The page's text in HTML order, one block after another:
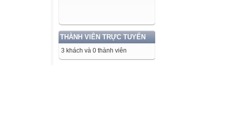
THÀNH VIÊN TRỰC TUYẾN
3 khách và 0 thành viên